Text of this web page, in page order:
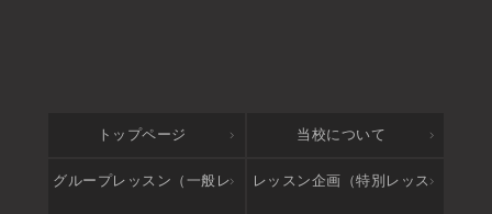
トップページ 当校について
グループレッスン（一般レ レッスン企画（特別レッス